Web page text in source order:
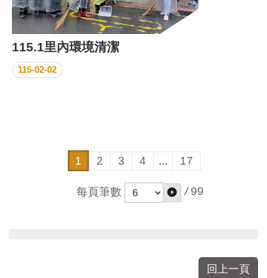
115.1里內環境清潔
115-02-02
1 2 3 4 ... 17
每頁筆數 / 99
回上一頁